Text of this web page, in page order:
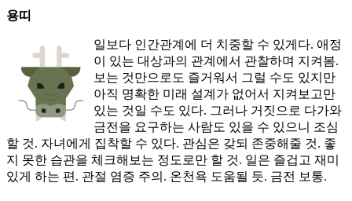
용띠
일보다 인간관계에 더 치중할 수 있게다. 애정
이 있는 대상과의 관계에서 관찰하며 지켜봄.
보는 것만으로도 즐거워서 그럴 수도 있지만
아직 명확한 미래 설계가 없어서 지켜보고만
있는 것일 수도 있다. 그러나 거짓으로 다가와
금전을 요구하는 사람도 있을 수 있으니 조심
할 것. 자녀에게 집착할 수 있다. 관심은 갖되 존중해줄 것. 좋
지 못한 습관을 체크해보는 정도로만 할 것. 일은 즐겁고 재미
있게 하는 편. 관절 염증 주의. 온천욕 도움될 듯. 금전 보통.